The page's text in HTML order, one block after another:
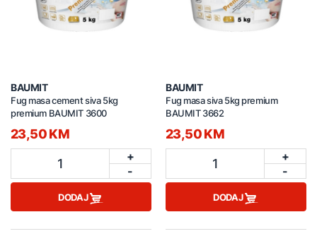
BAUMIT
Fug masa cement siva 5kg
premium BAUMIT 3600
23,50 KM
1
+
-
DODAJ
BAUMIT
Fug masa siva 5kg premium
BAUMIT 3662
23,50 KM
1
+
-
DODAJ